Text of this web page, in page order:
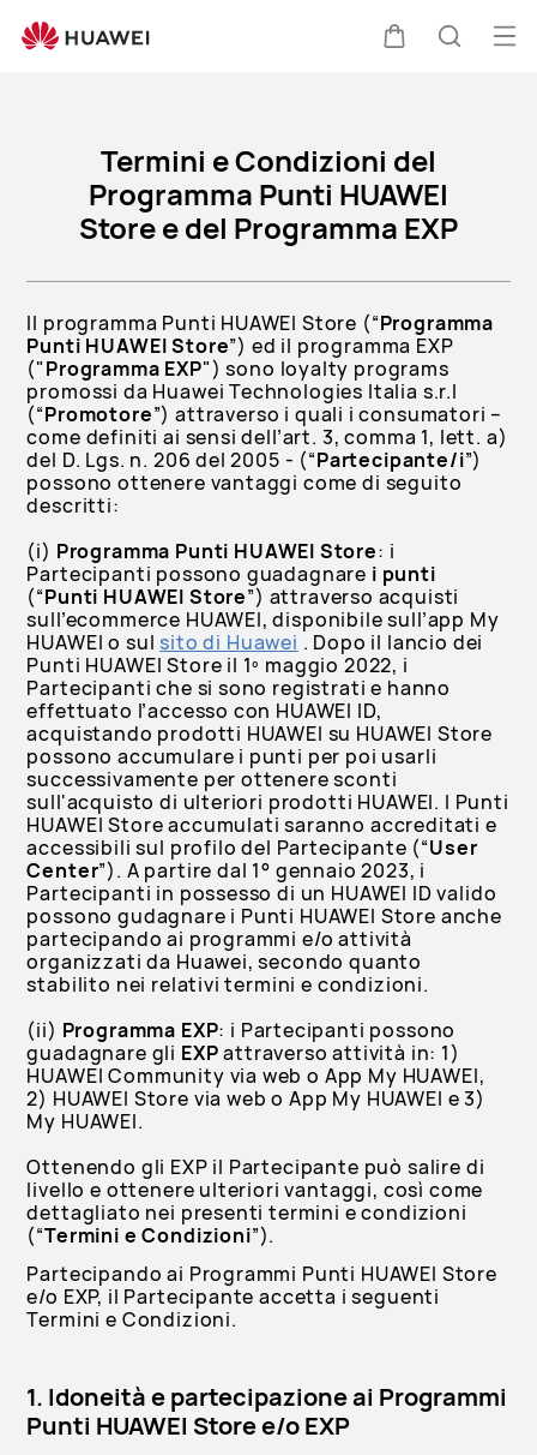
policy
Apri
Termini e Condizioni del
Programma Punti HUAWEI
Store e del Programma EXP
Il programma Punti HUAWEI Store (“Programma
Punti HUAWEI Store”) ed il programma EXP
("Programma EXP") sono loyalty programs
promossi da Huawei Technologies Italia s.r.l
(“Promotore”) attraverso i quali i consumatori –
come definiti ai sensi dell’art. 3, comma 1, lett. a)
del D. Lgs. n. 206 del 2005 - (“Partecipante/i”)
possono ottenere vantaggi come di seguito
descritti:
(i) Programma Punti HUAWEI Store: i
Partecipanti possono guadagnare i punti
(“Punti HUAWEI Store”) attraverso acquisti
sull’ecommerce HUAWEI, disponibile sull’app My
HUAWEI o sulsito di Huawei . Dopo il lancio dei
Punti HUAWEI Store il 1º maggio 2022, i
Partecipanti che si sono registrati e hanno
effettuato l’accesso con HUAWEI ID,
acquistando prodotti HUAWEI su HUAWEI Store
possono accumulare i punti per poi usarli
successivamente per ottenere sconti
sull'acquisto di ulteriori prodotti HUAWEI. I Punti
HUAWEI Store accumulati saranno accreditati e
accessibili sul profilo del Partecipante (“User
Center”). A partire dal 1° gennaio 2023, i
Partecipanti in possesso di un HUAWEI ID valido
possono gudagnare i Punti HUAWEI Store anche
partecipando ai programmi e/o attività
organizzati da Huawei, secondo quanto
stabilito nei relativi termini e condizioni.
(ii) Programma EXP: i Partecipanti possono
guadagnare gli EXPattraverso attività in: 1)
HUAWEI Community via web o App My HUAWEI,
2) HUAWEI Store via web o App My HUAWEI e 3)
My HUAWEI.
Ottenendo gli EXP il Partecipante può salire di
livello e ottenere ulteriori vantaggi, così come
dettagliato nei presenti termini e condizioni
(“Termini e Condizioni”).
Partecipando ai Programmi Punti HUAWEI Store
e/o EXP, il Partecipante accetta i seguenti
Termini e Condizioni.
1. Idoneità e partecipazione ai Programmi
Punti HUAWEI Store e/o EXP